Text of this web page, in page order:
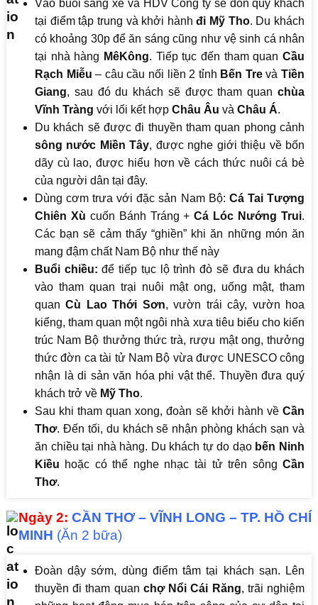
Vào buổi sáng xe và HDV Công ty sẽ đón qúy khách
tại điểm tập trung và khởi hànhđi Mỹ Tho. Du khách
có khoảng 30p để ăn sáng cũng như vệ sinh cá nhân
tại nhà hàng MêKông. Tiếp tục đến tham quanCầu
Rạch Miễu– câu cầu nối liền 2 tỉnh Bến TrevàTiền
Giang, sau đó du khách sẽ được tham quanchùa
Vĩnh Tràng với lối kết hợpChâu Âu và Châu Á.
Du khách sẽ được đi thuyền tham quan phong cảnh
sông nước Miền Tây, được nghe giới thiệu về bốn
dãy cù lao, được hiểu hơn về cách thức nuôi cá bè
của người dân tại đây.
Dùng cơm trưa với đặc sản Nam Bộ: Cá Tai Tượng
Chiên Xù cuốn Bánh Tráng +Cá Lóc Nướng Trui.
Các bạn sẽ cảm thấy “ghiền” khi ăn những món ăn
mang đậm chất Nam Bộ như thế này
Buổi chiều: để tiếp tục lộ trình đò sẽ đưa du khách
vào tham quan trại nuôi mật ong, uống mật, tham
quanCù Lao Thới Sơn, vườn trái cây, vườn hoa
kiểng, tham quan một ngôi nhà xưa tiêu biểu cho kiến
trúc Nam Bộ thưởng thức trà, rượu mật ong, thưởng
thức đờn ca tài tử Nam Bộ vừa được UNESCO công
nhận là di sản văn hóa phi vật thể. Thuyền đưa quý
khách trở về Mỹ Tho.
Sau khi tham quan xong, đoàn sẽ khởi hành vềCần
Thơ. Đến tối, du khách sẽ nhận phòng khách sạn và
ăn chiều tại nhà hàng. Du khách tự do dạo bến Ninh
Kiều hoặc có thể nghe nhạc tài tử trên sôngCần
Thơ.
Ngày 2: CẦN THƠ – VĨNH LONG – TP. HỒ CHÍ
MINH (Ăn 2 bữa)
Đoàn dậy sớm, dùng điểm tâm tại khách sạn. Lên
thuyền đi tham quan chợ Nổi Cái Răng, trãi nghiệm